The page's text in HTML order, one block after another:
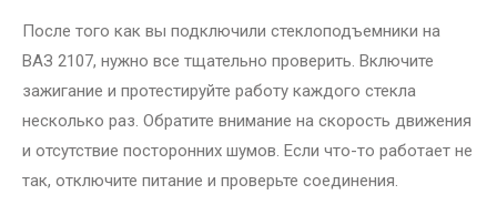
После того как вы подключили стеклоподъемники на
ВАЗ 2107, нужно все тщательно проверить. Включите
зажигание и протестируйте работу каждого стекла
несколько раз. Обратите внимание на скорость движения
и отсутствие посторонних шумов. Если что-то работает не
так, отключите питание и проверьте соединения.